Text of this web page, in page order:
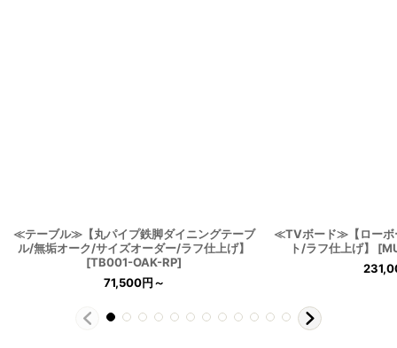
≪テーブル≫【丸パイプ鉄脚ダイニングテーブ
ル/無垢オーク/サイズオーダー/ラフ仕上げ】
[TB001-OAK-RP]
71,500円～
≪TVボード≫【ローボ
ト/ラフ仕上げ】
[